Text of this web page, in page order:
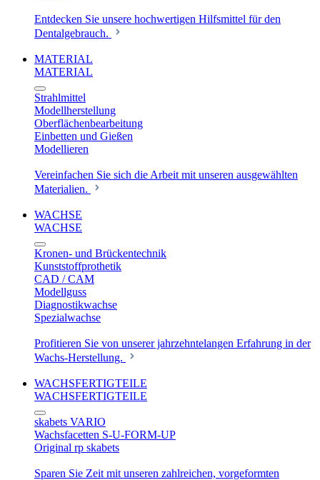
Entdecken Sie unsere hochwertigen Hilfsmittel für den
Dentalgebrauch.
MATERIAL
MATERIAL
Strahlmittel
Modellherstellung
Oberflächenbearbeitung
Einbetten und Gießen
Modellieren
Vereinfachen Sie sich die Arbeit mit unseren ausgewählten
Materialien.
WACHSE
WACHSE
Kronen- und Brückentechnik
Kunststoffprothetik
CAD / CAM
Modellguss
Diagnostikwachse
Spezialwachse
Profitieren Sie von unserer jahrzehntelangen Erfahrung in der
Wachs-Herstellung.
WACHSFERTIGTEILE
WACHSFERTIGTEILE
skabets VARIO
Wachsfacetten S-U-FORM-UP
Original rp skabets
Sparen Sie Zeit mit unseren zahlreichen, vorgeformten